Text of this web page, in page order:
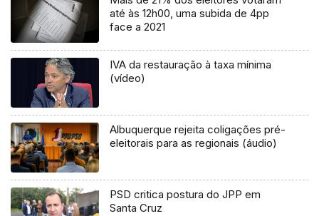
até às 12h00, uma subida de 4pp
face a 2021
IVA da restauração à taxa mínima
(vídeo)
Albuquerque rejeita coligações pré-
eleitorais para as regionais (áudio)
PSD critica postura do JPP em
Santa Cruz